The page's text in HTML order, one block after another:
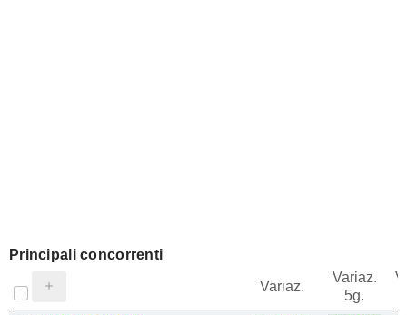
Principali concorrenti
Variaz.
Variaz.
5g.